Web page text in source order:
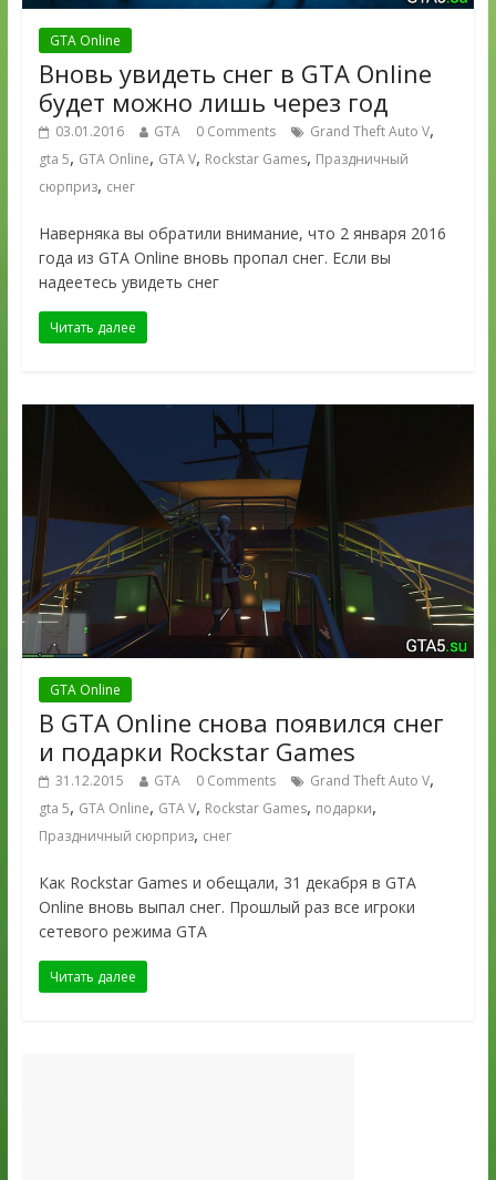
GTA Online
Вновь увидеть снег в GTA Online
будет можно лишь через год
03.01.2016 GTA 0 Comments Grand Theft Auto V,
gta 5, GTA Online, GTA V, Rockstar Games, Праздничный
сюрприз, снег
Наверняка вы обратили внимание, что 2 января 2016
года из GTA Online вновь пропал снег. Если вы
надеетесь увидеть снег
Читать далее
GTA Online
В GTA Online снова появился снег
и подарки Rockstar Games
31.12.2015 GTA 0 Comments Grand Theft Auto V,
gta 5, GTA Online, GTA V, Rockstar Games, подарки,
Праздничный сюрприз, снег
Как Rockstar Games и обещали, 31 декабря в GTA
Online вновь выпал снег. Прошлый раз все игроки
сетевого режима GTA
Читать далее